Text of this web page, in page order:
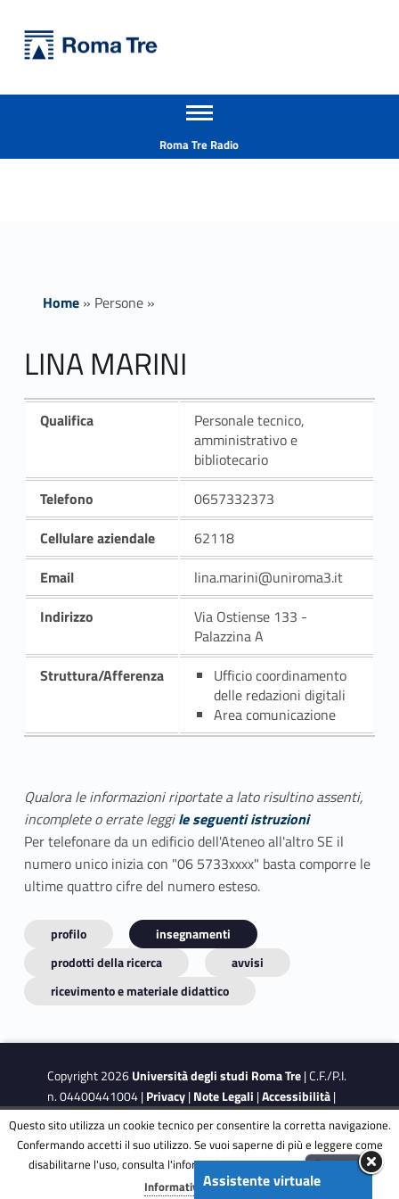
LINA MARINI insegnamenti - Università Roma Tre
Apri il menu secondario
Roma Tre Radio
Home» Persone»
LINA MARINI
Qualifica
Personale tecnico,
amministrativo e
bibliotecario
Telefono
0657332373
Cellulare aziendale
62118
Email
lina.marini@uniroma3.it
Indirizzo
Via Ostiense 133 -
Palazzina A
Struttura/Afferenza
Ufficio coordinamento
delle redazioni digitali
Area comunicazione
Qualora le informazioni riportate a lato risultino assenti,
incomplete o errate leggile seguenti istruzioni
Per telefonare da un edificio dell'Ateneo all'altro SE il
numero unico inizia con "06 5733xxxx" basta comporre le
ultime quattro cifre del numero esteso.
profilo
insegnamenti
prodotti della ricerca
avvisi
ricevimento e materiale didattico
Copyright 2026Università degli studi Roma Tre| C.F./P.I.
n. 04400441004 |Privacy|Note Legali |Accessibilità|
Obiettivi di accessibilità
| Dichiarazione di accessibilità
Assistente virtuale
This site is protected by reCAPTCHA and the GooglePrivacy
Terms of Serviceapply.
Questo sito utilizza un cookie tecnico per consentire la corretta navigazione.
Confermando accetti il suo utilizzo. Se vuoi saperne di più e leggere come
disabilitarne l'uso, consulta l'informativa estesa.ENG
Accetta
Informativa completa